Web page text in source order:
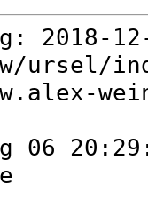
2018-
ursel/
06